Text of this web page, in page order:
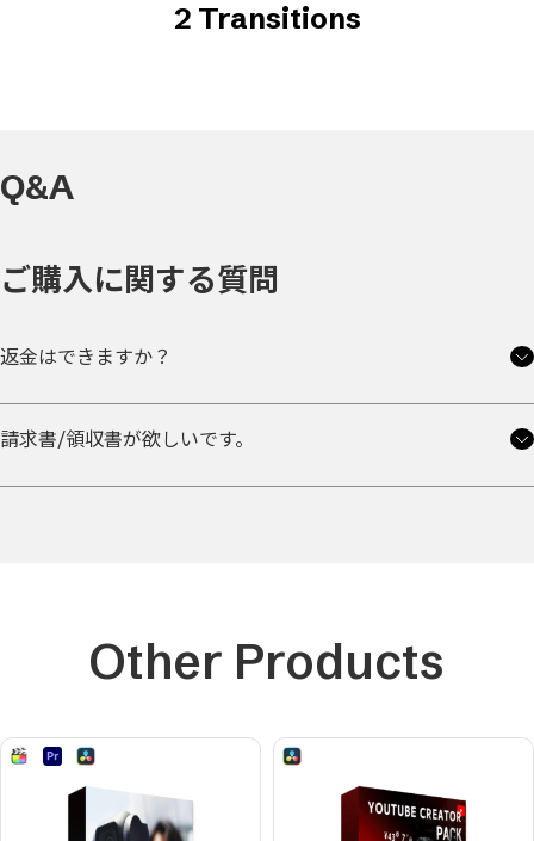
2 Transitions
Q&A
ご購入に関する質問
返金はできますか？
請求書/領収書が欲しいです。
Other Products